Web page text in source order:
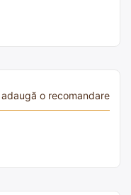
adaugă o recomandare